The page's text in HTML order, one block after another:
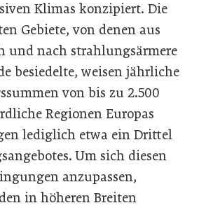
Klimas konzipiert. Die
Gebiete, von denen aus
und nach strahlungsärmere
besiedelte, weisen jährliche
von bis zu 2.500
Regionen Europas
lediglich etwa ein Drittel
Um sich diesen
anzupassen,
in höheren Breiten